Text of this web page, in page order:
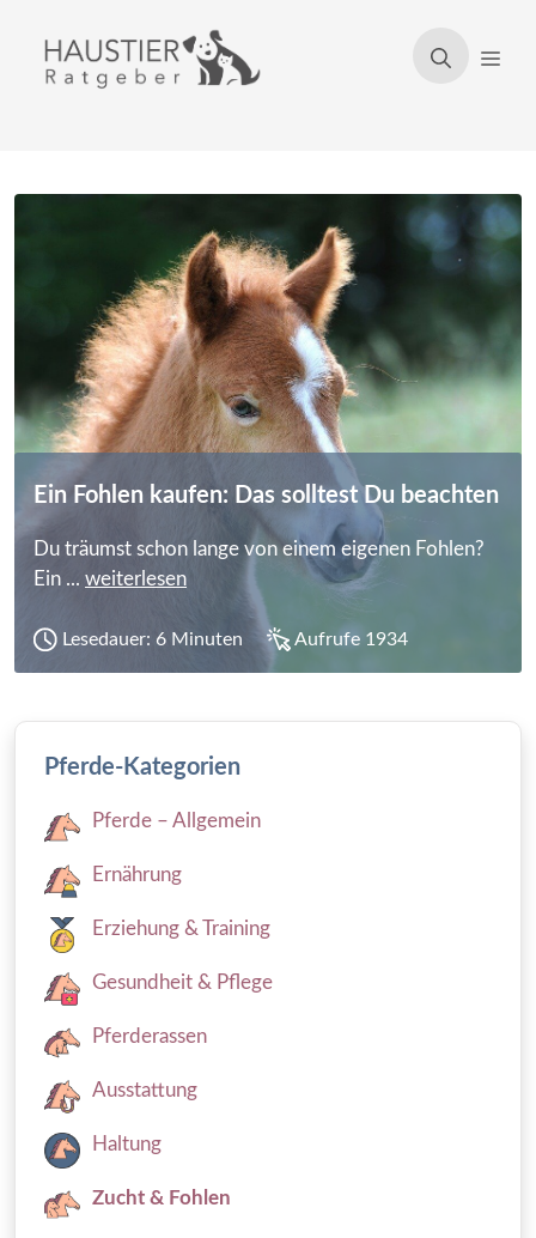
Inhalt
springen
Ein Fohlen kaufen: Das solltest Du beachten
Du träumst schon lange von einem eigenen Fohlen?
Ein ... weiterlesen
Lesedauer: 6 Minuten Aufrufe 1934
Pferde-Kategorien
Pferde – Allgemein
Ernährung
Erziehung & Training
Gesundheit & Pflege
Pferderassen
Ausstattung
Haltung
Zucht & Fohlen